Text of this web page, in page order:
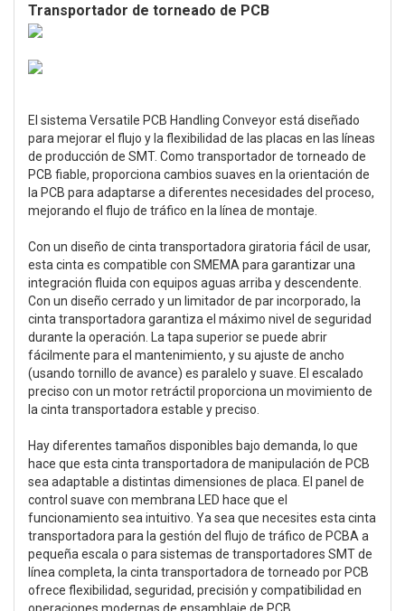
Transportador de torneado de PCB
El sistema Versatile PCB Handling Conveyor está diseñado
para mejorar el flujo y la flexibilidad de las placas en las líneas
de producción de SMT. Como transportador de torneado de
PCB fiable, proporciona cambios suaves en la orientación de
la PCB para adaptarse a diferentes necesidades del proceso,
mejorando el flujo de tráfico en la línea de montaje.
Con un diseño de cinta transportadora giratoria fácil de usar,
esta cinta es compatible con SMEMA para garantizar una
integración fluida con equipos aguas arriba y descendente.
Con un diseño cerrado y un limitador de par incorporado, la
cinta transportadora garantiza el máximo nivel de seguridad
durante la operación. La tapa superior se puede abrir
fácilmente para el mantenimiento, y su ajuste de ancho
(usando tornillo de avance) es paralelo y suave. El escalado
preciso con un motor retráctil proporciona un movimiento de
la cinta transportadora estable y preciso.
Hay diferentes tamaños disponibles bajo demanda, lo que
hace que esta cinta transportadora de manipulación de PCB
sea adaptable a distintas dimensiones de placa. El panel de
control suave con membrana LED hace que el
funcionamiento sea intuitivo. Ya sea que necesites esta cinta
transportadora para la gestión del flujo de tráfico de PCBA a
pequeña escala o para sistemas de transportadores SMT de
línea completa, la cinta transportadora de torneado por PCB
ofrece flexibilidad, seguridad, precisión y compatibilidad en